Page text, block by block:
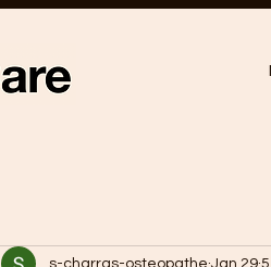
s-charras-osteopathe Jan 29